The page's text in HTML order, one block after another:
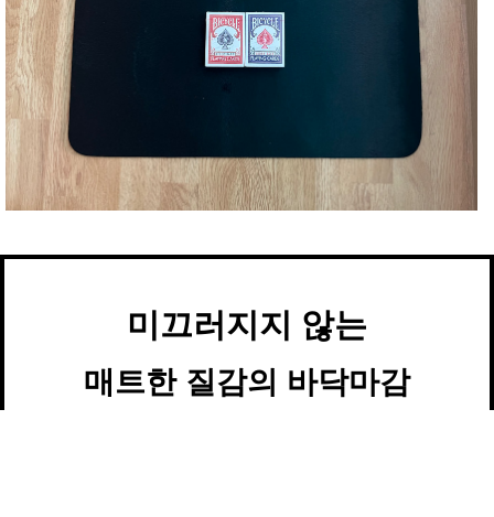
미끄러지지 않는
매트한 질감의 바닥마감